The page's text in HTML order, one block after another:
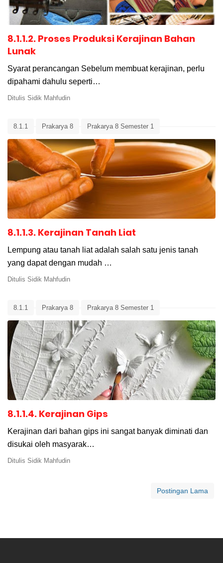
8.1.1.2. Proses Produksi Kerajinan Bahan
Lunak
Syarat perancangan Sebelum membuat kerajinan, perlu
dipahami dahulu seperti…
Ditulis Sidik Mahfudin
8.1.1 Prakarya 8 Prakarya 8 Semester 1
8.1.1.3. Kerajinan Tanah Liat
Lempung atau tanah liat adalah salah satu jenis tanah
yang dapat dengan mudah …
Ditulis Sidik Mahfudin
8.1.1 Prakarya 8 Prakarya 8 Semester 1
8.1.1.4. Kerajinan Gips
Kerajinan dari bahan gips ini sangat banyak diminati dan
disukai oleh masyarak…
Ditulis Sidik Mahfudin
Postingan Lama